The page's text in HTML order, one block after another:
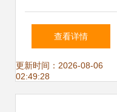
教学楼SU模型的设
计之美
查看详情
更新时间：2026-08-06
02:49:28